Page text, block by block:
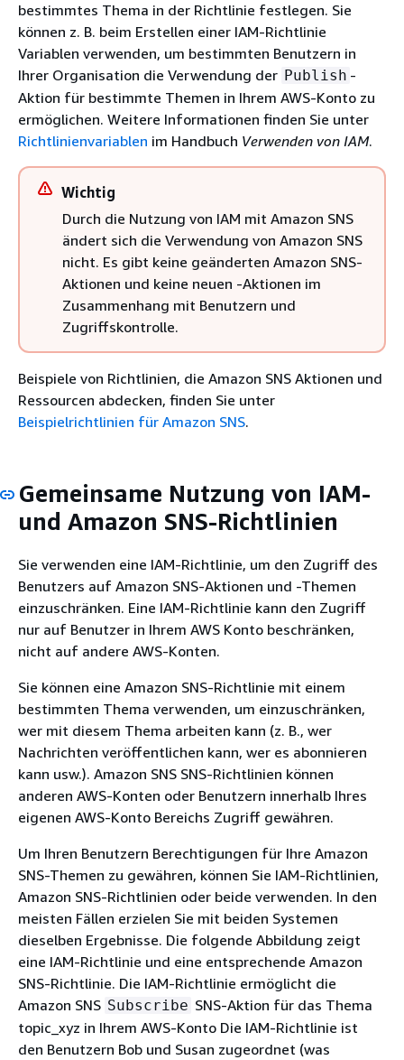
bestimmtes Thema in der Richtlinie festlegen. Sie
können z. B. beim Erstellen einer IAM-Richtlinie
Variablen verwenden, um bestimmten Benutzern in
Ihrer Organisation die Verwendung der Publish -
Aktion für bestimmte Themen in Ihrem AWS-Konto zu
ermöglichen. Weitere Informationen finden Sie unter
Richtlinienvariablen im Handbuch Verwenden von IAM.
Wichtig
Durch die Nutzung von IAM mit Amazon SNS
ändert sich die Verwendung von Amazon SNS
nicht. Es gibt keine geänderten Amazon SNS-
Aktionen und keine neuen -Aktionen im
Zusammenhang mit Benutzern und
Zugriffskontrolle.
Beispiele von Richtlinien, die Amazon SNS Aktionen und
Ressourcen abdecken, finden Sie unter
Beispielrichtlinien für Amazon SNS.
Gemeinsame Nutzung von IAM-
und Amazon SNS-Richtlinien
Sie verwenden eine IAM-Richtlinie, um den Zugriff des
Benutzers auf Amazon SNS-Aktionen und -Themen
einzuschränken. Eine IAM-Richtlinie kann den Zugriff
nur auf Benutzer in Ihrem AWS Konto beschränken,
nicht auf andere AWS-Konten.
Sie können eine Amazon SNS-Richtlinie mit einem
bestimmten Thema verwenden, um einzuschränken,
wer mit diesem Thema arbeiten kann (z. B., wer
Nachrichten veröffentlichen kann, wer es abonnieren
kann usw.). Amazon SNS SNS-Richtlinien können
anderen AWS-Konten oder Benutzern innerhalb Ihres
eigenen AWS-Konto Bereichs Zugriff gewähren.
Um Ihren Benutzern Berechtigungen für Ihre Amazon
SNS-Themen zu gewähren, können Sie IAM-Richtlinien,
Amazon SNS-Richtlinien oder beide verwenden. In den
meisten Fällen erzielen Sie mit beiden Systemen
dieselben Ergebnisse. Die folgende Abbildung zeigt
eine IAM-Richtlinie und eine entsprechende Amazon
SNS-Richtlinie. Die IAM-Richtlinie ermöglicht die
Amazon SNS Subscribe SNS-Aktion für das Thema
topic_xyz in Ihrem AWS-Konto Die IAM-Richtlinie ist
den Benutzern Bob und Susan zugeordnet (was